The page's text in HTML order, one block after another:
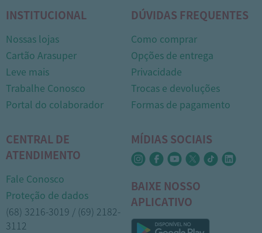
INSTITUCIONAL
Nossas lojas
Cartão Arasuper
Leve mais
Trabalhe Conosco
Portal do colaborador
DÚVIDAS FREQUENTES
Como comprar
Opções de entrega
Privacidade
Trocas e devoluções
Formas de pagamento
CENTRAL DE
ATENDIMENTO
Fale Conosco
Proteção de dados
(68) 3216-3019 / (69) 2182-
3112
MÍDIAS SOCIAIS
BAIXE NOSSO
APLICATIVO